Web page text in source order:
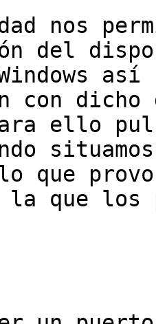
nos
del
con
ello
que
la que los